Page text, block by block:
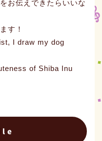
お伝えできたらいいな
す！
I draw my dog
of Shiba Inu